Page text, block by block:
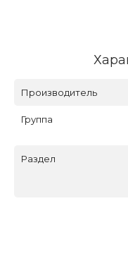
Производитель
Группа
Раздел